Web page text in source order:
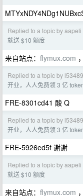
Replied to a topic by aapeli
就送 $10 额度
来自站点： flymux.com
Replied to a topic by
开业，人人免费领 3 亿
FRE-8301cd41 酸 Q
Replied to a topic by
开业，人人免费领 3 亿
FRE-5926ed5f 谢谢
Replied to a topic by aapeli
就送 $10 额度
来自站点： flymux.com